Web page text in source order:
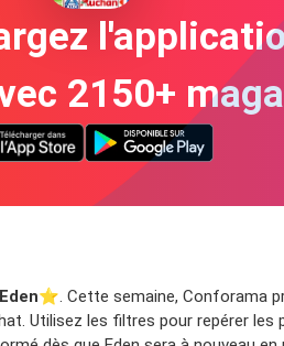
2150+
⭐️. Cette semaine, Conforama
Utilisez les filtres pour repérer